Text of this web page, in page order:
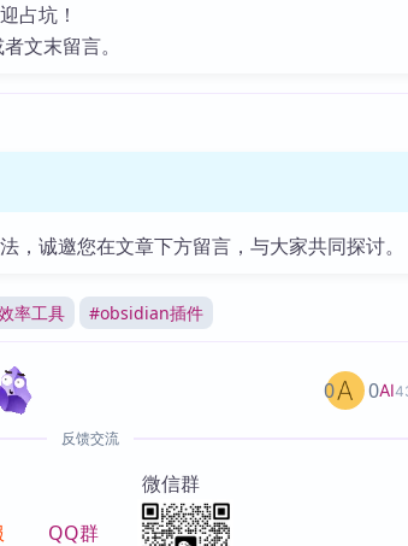
占坑！
文末留言。
，诚邀您在文章下方留言，与大家共同探讨。
率工具 #obsidian插件
AI
0 0
反馈交流
QQ群
微信群